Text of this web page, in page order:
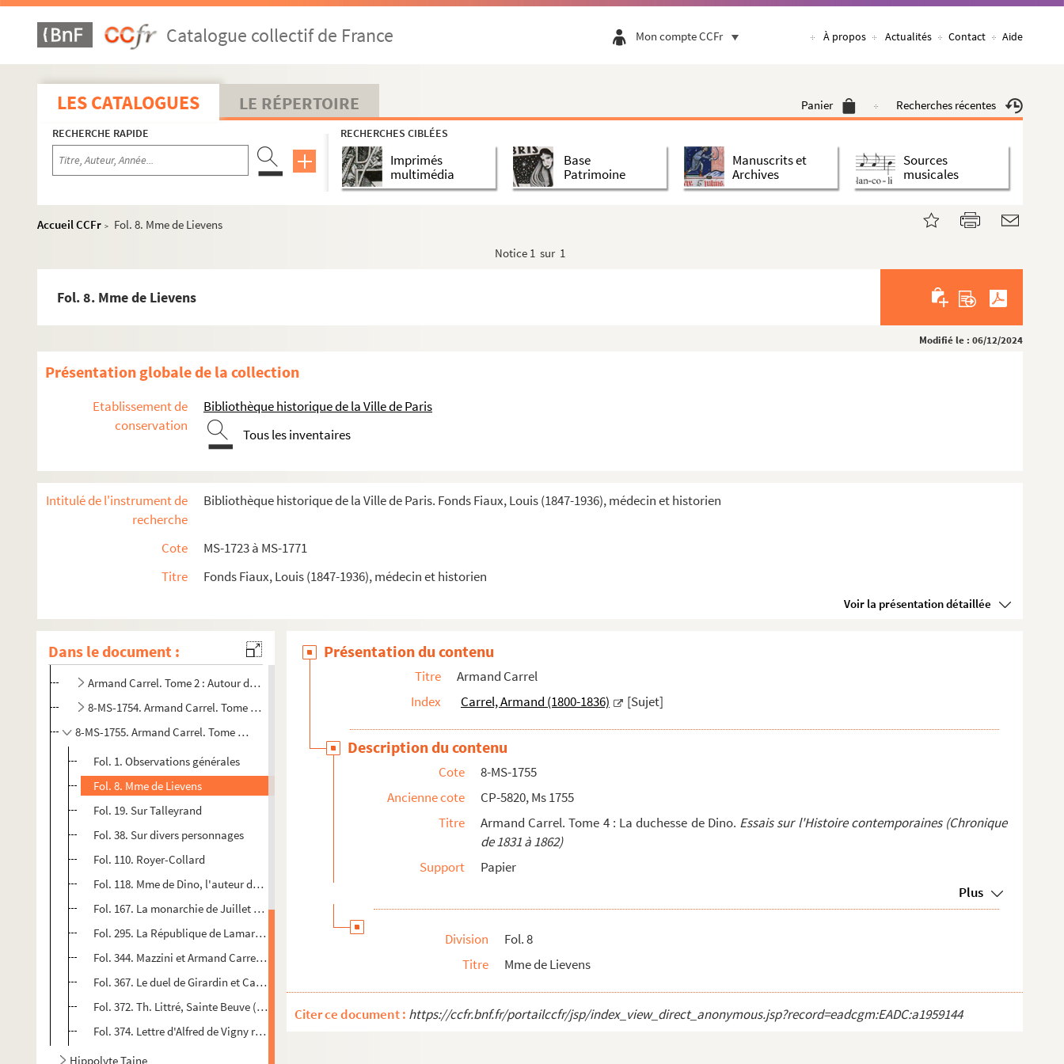
Catalogue collectif de France Mon compte CCFr À propos Actualités Contact Aide
LES CATALOGUES LE RÉPERTOIRE Panier Recherches récentes
RECHERCHE RAPIDE RECHERCHES CIBLÉES
Imprimés
multimédia
Base
Patrimoine
Manuscrits et
Archives
Sources
musicales
Accueil CCFr >
Fol. 8. Mme de Lievens
Notice 1 sur 1
Fol. 8. Mme de Lievens
Modifié le : 06/12/2024
Présentation globale de la collection
Etablissement de
conservation
Bibliothèque historique de la Ville de Paris
Tous les inventaires
Intitulé de l'instrument de
recherche
Bibliothèque historique de la Ville de Paris. Fonds Fiaux, Louis (1847-1936), médecin et historien
Cote
MS-1723 à MS-1771
Titre
Fonds Fiaux, Louis (1847-1936), médecin et historien
Voir la présentation détaillée
Dans le document :
Etudes relatives à la médecine et à la police des moeurs
Documentation relative à
Manon Lescaut
Séparation de l'Église et de l'État
Études littéraires
Mirabeau
8-MS-1739. Notes pourRouget de l'Isleet la Marseillaise
Armand Carrel
4-MS-1752. Armand Carrel, journaliste et polémiste (1800-1836). Tome 1 : biographie et jugement sur son œuvre
Armand Carrel. Tome 2 : Autour du duel : les journaux
8-MS-1754. Armand Carrel. Tome 3 : L'œuvre classée par sujets et questions
8-MS-1755. Armand Carrel. Tome 4 : La duchesse de Dino.Essais sur l'Histoire contemporaines (Chronique de 1831...
Fol. 1. Observations générales
Fol. 8. Mme de Lievens
Fol. 19. Sur Talleyrand
Fol. 38. Sur divers personnages
Fol. 110. Royer-Collard
Fol. 118. Mme de Dino, l'auteur de la
de
Fol. 167. La monarchie de Juillet d'après la duchesse de Dino :Chronique de
Fol. 295. La République de Lamartine et l'Empire : 1848-1862 (d'après la duchesse de Dino :
Fol. 344. Mazzini et Armand Carrel (1832-1834)
Fol. 367. Le duel de Girardin et Carrel, dans Histoire de France de G. Sarrut
Fol. 372. Th. Littré, Sainte Beuve (Nouveaux Lundis
, Tome V, p. 200)
Fol. 374. Lettre d'Alfred de Vigny relative à la mort d'Amand Carrel, expédiée d'Angleterre
Hippolyte Taine
Présentation du contenu
Titre
Armand Carrel
Index
Carrel, Armand (1800-1836) [Sujet]
Description du contenu
Cote
8-MS-1755
Ancienne cote
CP-5820, Ms 1755
Titre
Armand Carrel. Tome 4 : La duchesse de Dino. Essais sur l'Histoire contemporaines (Chronique
de 1831 à 1862)
Support
Papier
Plus
Division
Fol. 8
Titre
Mme de Lievens
Citer ce document : https://ccfr.bnf.fr/portailccfr/jsp/index_view_direct_anonymous.jsp?record=eadcgm:EADC:a1959144